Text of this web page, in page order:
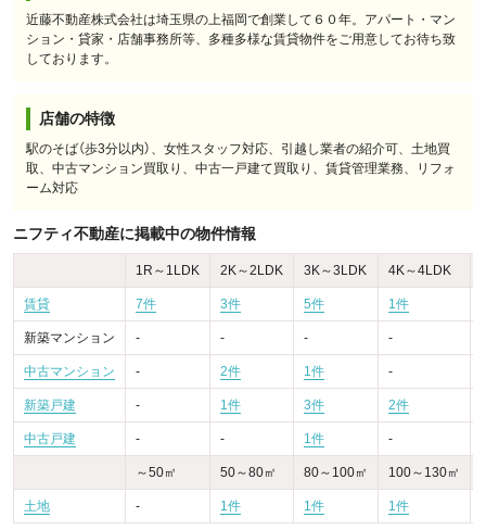
近藤不動産株式会社は埼玉県の上福岡で創業して６０年。アパート・マン
ション・貸家・店舗事務所等、多種多様な賃貸物件をご用意してお待ち致
しております。
店舗の特徴
駅のそば（歩3分以内）、女性スタッフ対応、引越し業者の紹介可、土地買
取、中古マンション買取り、中古一戸建て買取り、賃貸管理業務、リフォ
ーム対応
ニフティ不動産に掲載中の物件情報
1R～1LDK 2K～2LDK 3K～3LDK 4K～4LDK
賃貸 7件 3件 5件 1件
新築マンション - - - -
中古マンション - 2件 1件 -
新築戸建 - 1件 3件 2件
中古戸建 - - 1件 -
～50㎡ 50～80㎡ 80～100㎡ 100～130㎡
土地 - 1件 1件 1件